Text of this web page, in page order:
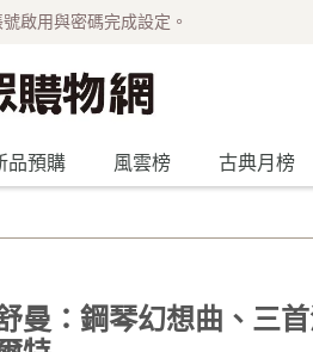
啟用與密碼完成設定。
品預購 風雲榜 古典月榜
曼：鋼琴幻想曲、三